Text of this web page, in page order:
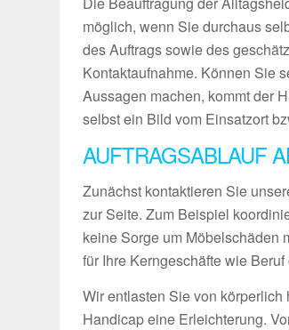
möglich, wenn Sie durchaus
des Auftrags sowie des
Kontaktaufnahme. Können Sie
Aussagen machen, kommt der
selbst ein Bild vom Einsatzort
AUFTRAGSABLAUF
Zunächst kontaktieren Sie
zur Seite. Zum Beispiel
keine Sorge um Möbelschäden
für Ihre Kerngeschäfte wie
Wir entlasten Sie von
Handicap eine Erleichterung.